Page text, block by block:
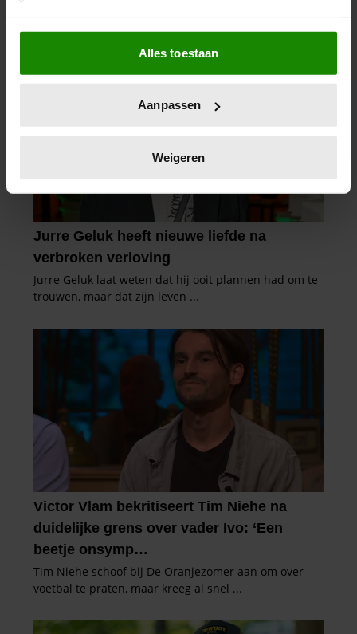
Als u het toestaat, willen we ook graag:
Informatie verzamelen over uw geografische
locatie, die tot een paar meter nauwkeurig kan zijn
scannen op specifieke eigenschappen (fingerprinting)
verwerkt en stel uw voorkeuren in het
intrekken in de Cookieverklaring.
We gebruiken cookies om content en advertenties te
personaliseren, om functies voor social media te bieden
en om ons websiteverkeer te analyseren. Ook delen we
informatie over uw gebruik van onze site met onze
partners voor social media, adverteren en analyse. Deze
partners kunnen deze gegevens combineren met andere
informatie die u aan ze heeft verstrekt of die ze hebben
verzameld op basis van uw gebruik van hun services. U
gaat akkoord met onze cookies als u onze website blijft
gebruiken.
Alles toestaan
Aanpassen
Weigeren